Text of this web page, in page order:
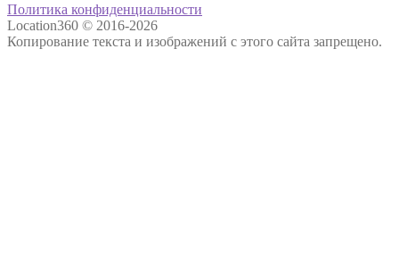
Политика конфиденциальности
Location360 © 2016-2026
Копирование текста и изображений с этого сайта запрещено.